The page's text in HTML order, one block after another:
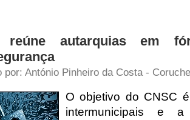
reúne autarquias em
por: António Pinheiro da Costa -
O objetivo do CNSC
intermunicipais e